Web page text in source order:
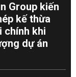
Group kiến
kế thừa
chính khi
dự án